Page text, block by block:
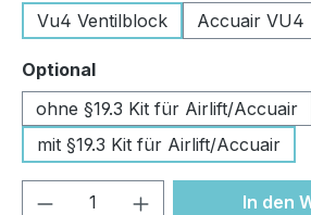
Vu4 Ventilblock
Accuair VU4
Optionalauswählen
ohne §19.3 Kit für Airlift/Accuair
mit §19.3 Kit für Airlift/Accuair
Produkt Anzahl: GibIn den